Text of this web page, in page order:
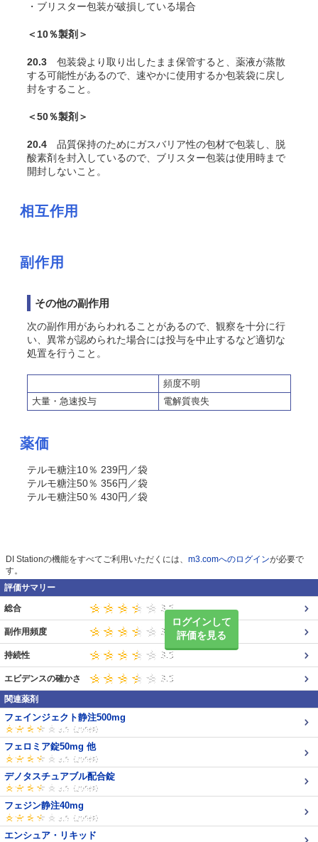
・ブリスター包装が破損している場合
＜10％製剤＞
20.3 包装袋より取り出したまま保管すると、薬液が蒸散
する可能性があるので、速やかに使用するか包装袋に戻し
封をすること。
＜50％製剤＞
20.4 品質保持のためにガスバリア性の包材で包装し、脱
酸素剤を封入しているので、ブリスター包装は使用時まで
開封しないこと。
相互作用
副作用
その他の副作用
次の副作用があらわれることがあるので、観察を十分に行
い、異常が認められた場合には投与を中止するなど適切な
処置を行うこと。
頻度不明
大量・急速投与
電解質喪失
薬価
テルモ糖注10％ 239円／袋
テルモ糖注50％ 356円／袋
テルモ糖注50％ 430円／袋
DI Stationの機能をすべてご利用いただくには、 m3.comへのログインが必要で
す。
評価サマリー
ログインして
評価を見る
総合
副作用頻度
持続性
エビデンスの確かさ
関連薬剤
フェインジェクト静注500mg
フェロミア錠50mg 他
デノタスチュアブル配合錠
フェジン静注40mg
エンシュア・リキッド